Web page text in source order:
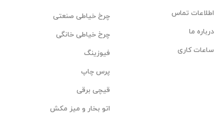
اطلاعات تماس
درباره ما
ساعات کاری
چرخ خیاطی صنعتی
چرخ خیاطی خانگی
فیوزینگ
پرس چاپ
قیچی برقی
اتو بخار و میز مکش